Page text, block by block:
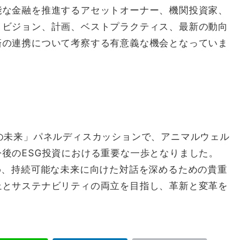
金融を推進するアセットオーナー、機関投資家、
ジョン、計画、ベストプラクティス、最新の動向
連携について考察する有意義な機会となっていま
来」パネルディスカッションで、アニマルウェル
のESG投資における重要な一歩となりました。
持続可能な未来に向けた対話を深めるための貴重
サステナビリティの両立を目指し、革新と変革を